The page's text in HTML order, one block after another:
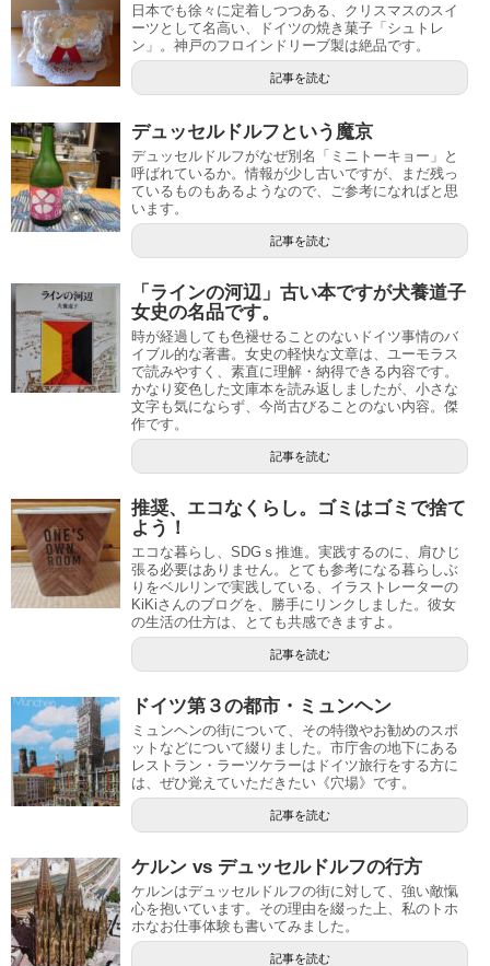
日本でも徐々に定着しつつある、クリスマスのスイ
ーツとして名高い、ドイツの焼き菓子「シュトレ
ン」。神戸のフロインドリーブ製は絶品です。
記事を読む
デュッセルドルフという魔京
デュッセルドルフがなぜ別名「ミニトーキョー」と
呼ばれているか。情報が少し古いですが、まだ残っ
ているものもあるようなので、ご参考になればと思
います。
記事を読む
「ラインの河辺」古い本ですが犬養道子
女史の名品です。
時が経過しても色褪せることのないドイツ事情のバ
イブル的な著書。女史の軽快な文章は、ユーモラス
で読みやすく、素直に理解・納得できる内容です。
かなり変色した文庫本を読み返しましたが、小さな
文字も気にならず、今尚古びることのない内容。傑
作です。
記事を読む
推奨、エコなくらし。ゴミはゴミで捨て
よう！
エコな暮らし、SDGｓ推進。実践するのに、肩ひじ
張る必要はありません。とても参考になる暮らしぶ
りをベルリンで実践している、イラストレーターの
KiKiさんのブログを、勝手にリンクしました。彼女
の生活の仕方は、とても共感できますよ。
記事を読む
ドイツ第３の都市・ミュンヘン
ミュンヘンの街について、その特徴やお勧めのスポ
ットなどについて綴りました。市庁舎の地下にある
レストラン・ラーツケラーはドイツ旅行をする方に
は、ぜひ覚えていただきたい《穴場》です。
記事を読む
ケルン vs デュッセルドルフの行方
ケルンはデュッセルドルフの街に対して、強い敵愾
心を抱いています。その理由を綴った上、私のトホ
ホなお仕事体験も書いてみました。
記事を読む